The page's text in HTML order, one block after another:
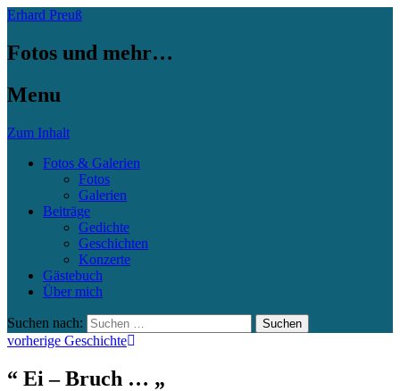
Erhard Preuß
Fotos und mehr…
Menu
Zum Inhalt
Fotos & Galerien
Fotos
Galerien
Beiträge
Gedichte
Geschichten
Konzerte
Gästebuch
Über mich
Suchen nach:
vorherige Geschichte
“ Ei – Bruch … „